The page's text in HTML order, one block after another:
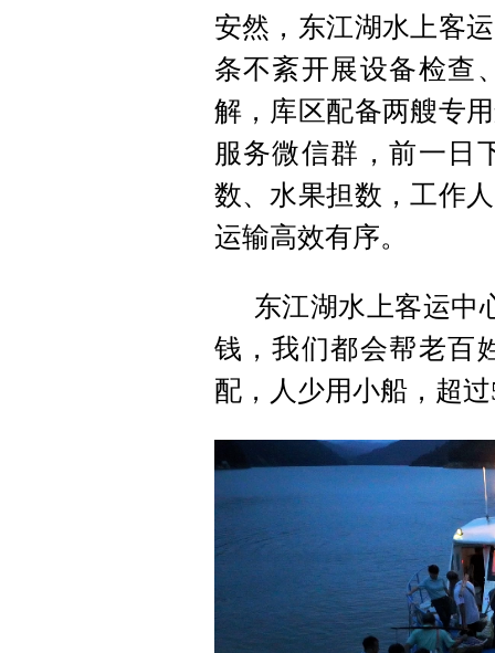
安然，东江湖水上客
条不紊开展设备检查
解，库区配备两艘专
服务微信群，前一日
数、水果担数，工作
运输高效有序。
东江湖水上客运中
钱，我们都会帮老百
配，人少用小船，超